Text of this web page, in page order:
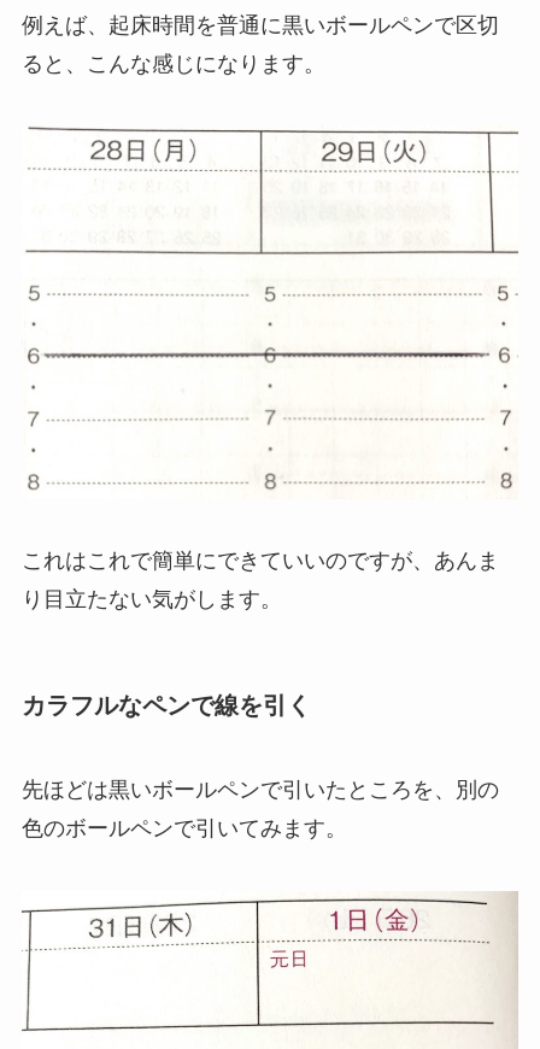
例えば、起床時間を普通に黒いボールペンで区切
ると、こんな感じになります。
これはこれで簡単にできていいのですが、あんま
り目立たない気がします。
カラフルなペンで線を引く
先ほどは黒いボールペンで引いたところを、別の
色のボールペンで引いてみます。